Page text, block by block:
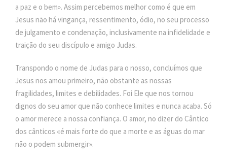
a paz e o bem». Assim percebemos melhor como é que em
Jesus não há vingança, ressentimento, ódio, no seu processo
de julgamento e condenação, inclusivamente na infidelidade e
traição do seu discípulo e amigo Judas.
Transpondo o nome de Judas para o nosso, concluímos que
Jesus nos amou primeiro, não obstante as nossas
fragilidades, limites e debilidades. Foi Ele que nos tornou
dignos do seu amor que não conhece limites e nunca acaba. Só
o amor merece a nossa confiança. O amor, no dizer do Cântico
dos cânticos «é mais forte do que a morte e as águas do mar
não o podem submergir».